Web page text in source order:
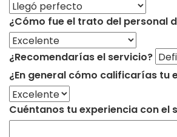
¿Cómo fue el trato del personal
¿Recomendarías el servicio?
¿En general cómo calificarías tu
Cuéntanos tu experiencia con el